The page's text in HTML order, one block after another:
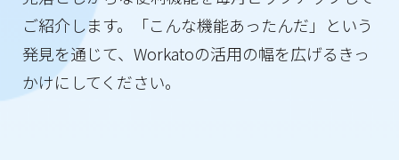
ご紹介します。「こんな機能あったんだ」という
発見を通じて、Workatoの活用の幅を広げるきっ
かけにしてください。